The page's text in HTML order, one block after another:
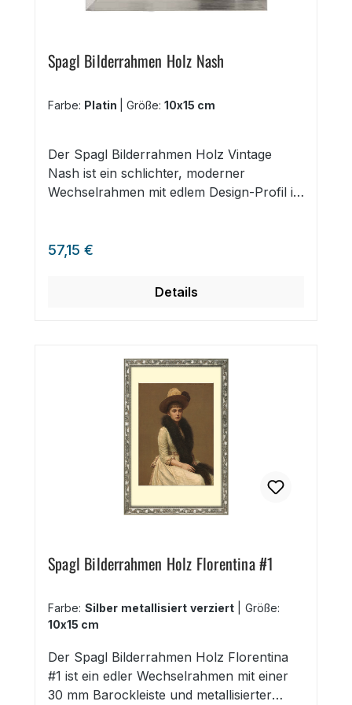
Spagl Bilderrahmen Holz Nash
Farbe: Platin Größe: 10x15 cm
Der Spagl Bilderrahmen Holz Vintage
Nash ist ein schlichter, moderner
Wechselrahmen mit edlem Design-Profil in
durch ein einlegbares Passepartout bis 3
mit verschiedenen Exponaten wie
Metall Farbtöne edel, schlicht, modern
kann mit einem Passepartout bis max. 3,0
mm Stärke ausgestattet werden 25
Formate von 10x15 cm bis 70x100 cm und
DIN A1, DIN A2, DIN A3, DIN A4
Regulärer Preis:
57,15 €
Details
Spagl Bilderrahmen Holz Florentina #1
Farbe: Silber metallisiert verziert
Größe:
10x15 cm
Der Spagl Bilderrahmen Holz Florentina
#1 ist ein edler Wechselrahmen mit einer
30 mm Barockleiste und metallisierter